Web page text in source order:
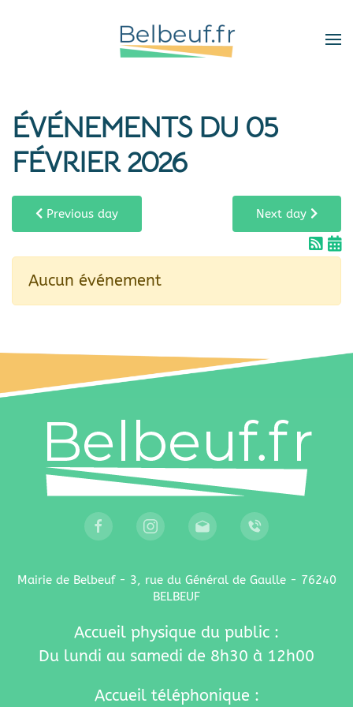
ÉVÉNEMENTS DU 05
FÉVRIER 2026
Previous day Next day
Aucun événement
Mairie de Belbeuf - 3, rue du Général de Gaulle - 76240
BELBEUF
Accueil physique du public :
Du lundi au samedi de 8h30 à 12h00
Accueil téléphonique :